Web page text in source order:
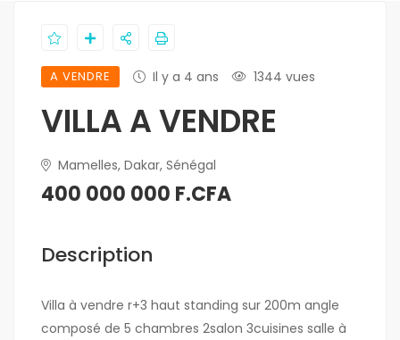
A VENDRE Il y a 4 ans 1344 vues
VILLA A VENDRE
Mamelles, Dakar, Sénégal
400 000 000 F.CFA
Description
Villa à vendre r+3 haut standing sur 200m angle
composé de 5 chambres 2salon 3cuisines salle à